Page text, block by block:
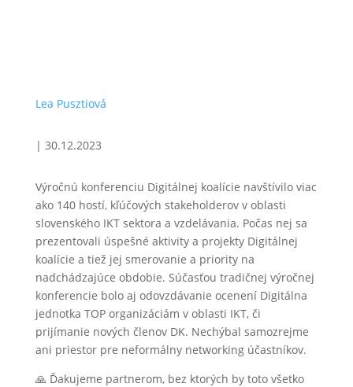
Lea Pusztiová
| 30.12.2023
Výročnú konferenciu Digitálnej koalície navštívilo viac
ako 140 hostí, kľúčových stakeholderov v oblasti
slovenského IKT sektora a vzdelávania. Počas nej sa
prezentovali úspešné aktivity a projekty Digitálnej
koalície a tiež jej smerovanie a priority na
nadchádzajúce obdobie. Súčasťou tradičnej výročnej
konferencie bolo aj odovzdávanie ocenení Digitálna
jednotka TOP organizáciám v oblasti IKT, či
prijímanie nových členov DK. Nechýbal samozrejme
ani priestor pre neformálny networking účastníkov.
🙏 Ďakujeme partnerom, bez ktorých by toto všetko